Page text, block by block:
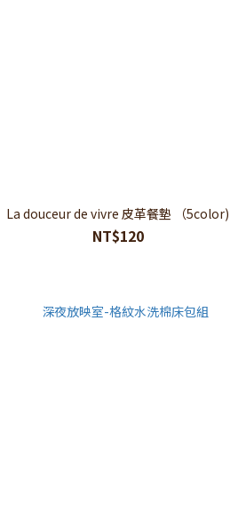
La douceur de vivre 皮革餐墊 （5color)
NT$120